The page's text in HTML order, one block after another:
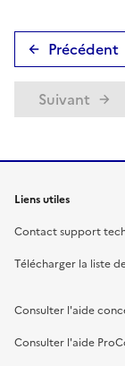
Précédent
Suivant
Liens utiles
Contact support
Télécharger la liste
Consulter l'aide
Consulter l'aide